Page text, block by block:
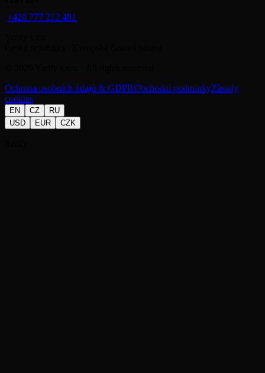
+420 777 212 491
Ochrana osobních údajů & GDPRObchodní podmínkyZásady
cookies
EN CZ
RU
USD
EUR CZK